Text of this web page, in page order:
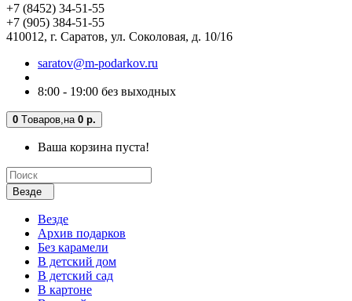
+7 (8452) 34-51-55
+7 (905) 384-51-55
410012, г. Саратов, ул. Соколовая, д. 10/16
saratov@m-podarkov.ru
8:00 - 19:00 без выходных
0 Tоваров, на 0 р.
Ваша корзина пуста!
Везде
Везде
Архив подарков
Без карамели
В детский дом
В детский сад
В картоне